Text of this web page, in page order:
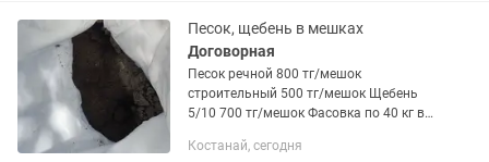
Песок, щебень в мешках
Договорная
Песок речной 800 тг/мешок
строительный 500 тг/мешок Щебень
5/10 700 тг/мешок Фасовка по 40 кг в
отдельно
Костанай, сегодня